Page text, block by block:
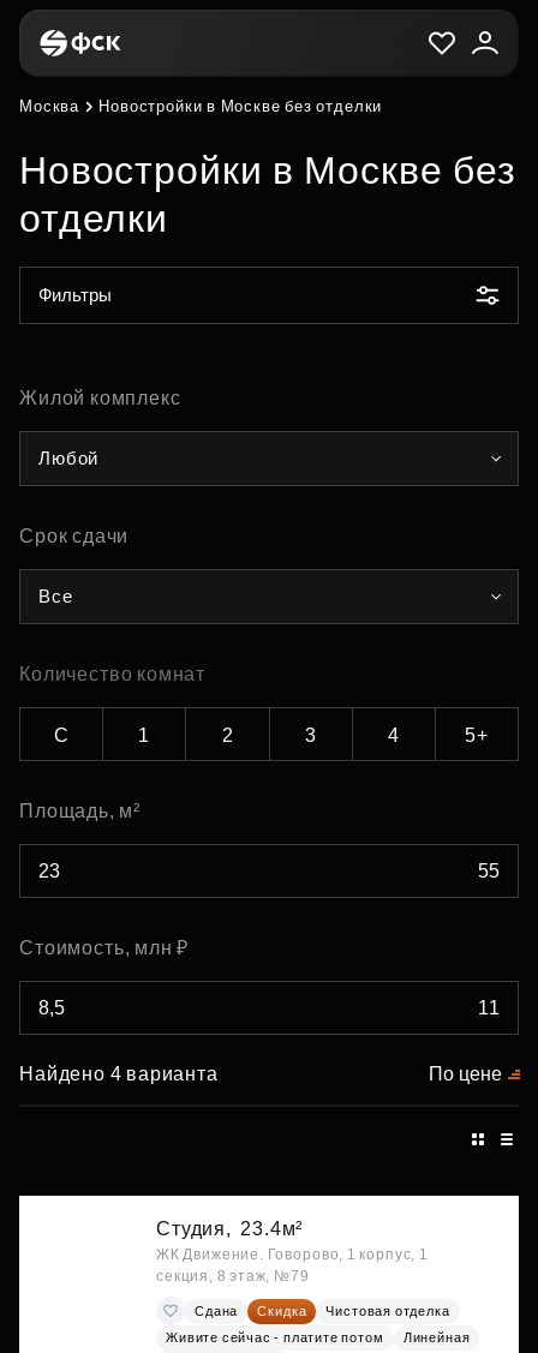
Москва Новостройки в Москве без отделки
Новостройки в Москве без
отделки
Фильтры
Жилой комплекс
Любой
Срок сдачи
Все
Количество комнат
С 1 2 3 4 5+
Площадь, м²
Стоимость, млн ₽
Найдено 4 варианта По цене
Студия, 23.4м²
ЖК Движение. Говорово, 1 корпус, 1
секция, 8 этаж, №79
Сдана Скидка
Чистовая отделка
Живите сейчас - платите потом
Линейная